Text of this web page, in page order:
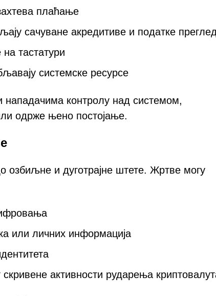
плаћање
сачуване акредитиве и податке
на тастатури
системске ресурсе
контролу над системом,
одрже њено постојање.
и дуготрајне штете. Жртве могу
или личних информација
активности рударења